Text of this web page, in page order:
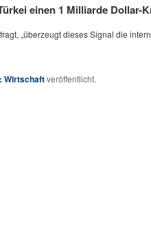
einen 1 Milliarde Dollar-
„überzeugt dieses Signal die
Wirtschaftveröffentlicht.